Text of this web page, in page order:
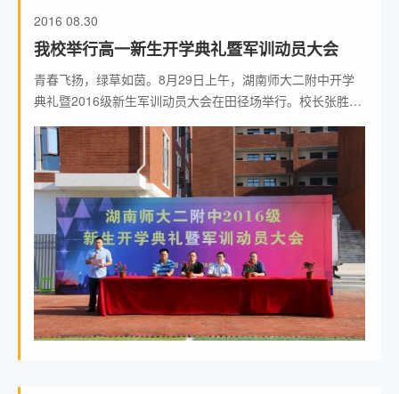
2016 08.30
我校举行高一新生开学典礼暨军训动员大会
青春飞扬，绿草如茵。8月29日上午，湖南师大二附中开学
典礼暨2016级新生军训动员大会在田径场举行。校长张胜
利、副校长肖建新、校长助理余柏青、肖荣在主席台就座，
2016级12个班全